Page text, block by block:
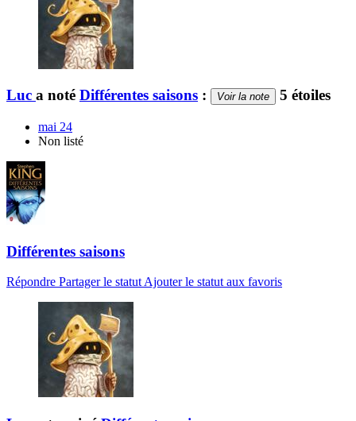
Luc a noté Différentes saisons : Voir la note 5 étoiles
mai 24
Non listé
Différentes saisons
Répondre Partager le statutAjouter le statut aux favoris